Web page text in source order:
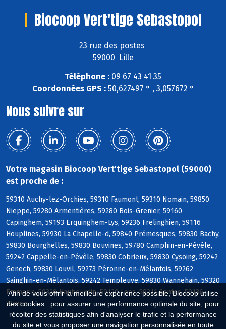
Afin de vous offrir la meilleure expérience possible, Biocoop utilise
des cookies : pour assurer une performance optimale du site, pour
récolter des statistiques afin d'analyser le trafic et la performance
du site et vous proposer une navigation personnalisée en toute
Biocoop Vert'tige Sebastopol
23 rue des postes
59000 Lille
Téléphone : 09 67 43 41 35
Coordonnées GPS :50,627497 ° , 3,057672 °
Nous suivre sur
Votre magasin Biocoop Vert'tige Sebastopol (59000)
est proche de :
59310 Auchy-lez-Orchies, 59310 Faumont, 59310 Nomain, 59850
Nieppe, 59280 Armentières, 59280 Bois-Grenier, 59160
Capinghem, 59193 Erquinghem-Lys, 59236 Frelinghien, 59116
Houplines, 59930 La Chapelle-d, 59840 Prémesques, 59830 Bachy,
59830 Bourghelles, 59830 Bouvines, 59780 Camphin-en-Pévèle,
59242 Cappelle-en-Pévèle, 59830 Cobrieux, 59830 Cysoing, 59242
Genech, 59830 Louvil, 59273 Péronne-en-Mélantois, 59262
Sainghin-en-Mélantois, 59242 Templeuve, 59830 Wannehain, 59320
Emmerin, 59320 Haubourdin, 59120 Loos, 59211 Santes, 59136
Wavrin